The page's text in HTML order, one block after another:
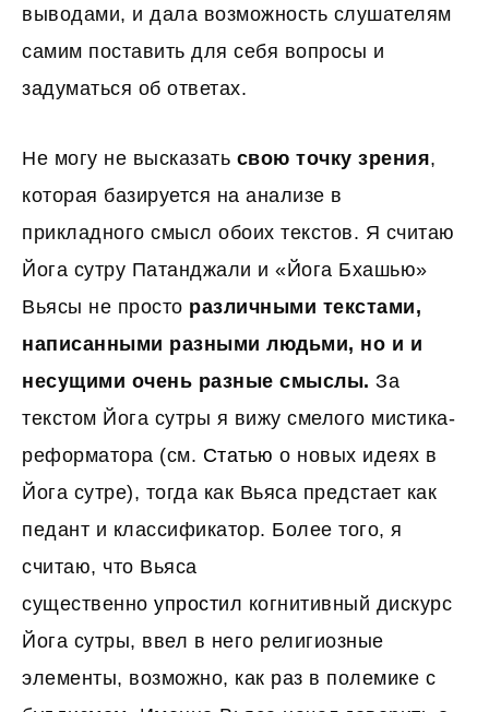
выводами, и дала возможность слушателям
самим поставить для себя вопросы и
задуматься об ответах.
Не могу не высказать свою точку зрения,
которая базируется на анализе в
прикладного смысл обоих текстов. Я считаю
Йога сутру Патанджали и «Йога Бхашью»
Вьясы не просто различными текстами,
написанными разными людьми, но и и
несущими очень разные смыслы. За
текстом Йога сутры я вижу смелого мистика-
реформатора (см. Статью о новых идеях в
Йога сутре), тогда как Вьяса предстает как
педант и классификатор. Более того, я
считаю, что Вьяса
существенно упростил когнитивный дискурс
Йога сутры, ввел в него религиозные
элементы, возможно, как раз в полемике с